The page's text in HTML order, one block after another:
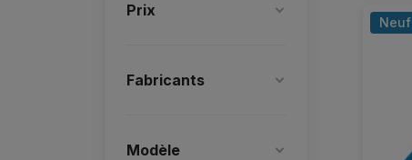
Prix
Fabricants
Modèle
Neuf